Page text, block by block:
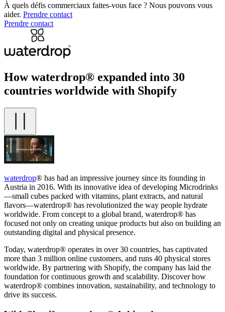
À quels défis commerciaux faites-vous face ? Nous pouvons vous
aider. Prendre contact
Prendre contact
How waterdrop® expanded into 30
countries worldwide with Shopify
waterdrop® has had an impressive journey since its founding in
Austria in 2016. With its innovative idea of developing Microdrinks
—small cubes packed with vitamins, plant extracts, and natural
flavors—waterdrop® has revolutionized the way people hydrate
worldwide. From concept to a global brand, waterdrop® has
focused not only on creating unique products but also on building an
outstanding digital and physical presence.
Today, waterdrop® operates in over 30 countries, has captivated
more than 3 million online customers, and runs 40 physical stores
worldwide. By partnering with Shopify, the company has laid the
foundation for continuous growth and scalability. Discover how
waterdrop® combines innovation, sustainability, and technology to
drive its success.